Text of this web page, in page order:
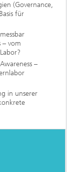
(Governance,
für
– vom
–
in unserer